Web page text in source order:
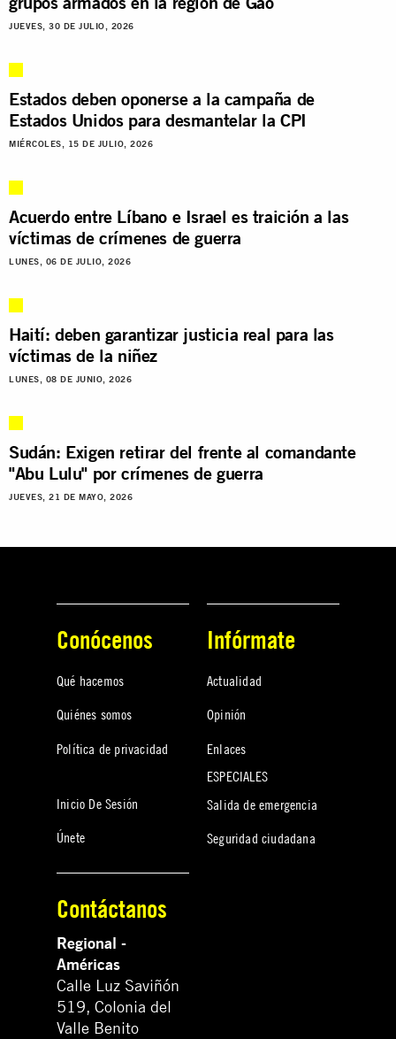
JUEVES, 30 DE JULIO, 2026
Estados deben oponerse a la campaña de
Estados Unidos para desmantelar la CPI
MIÉRCOLES, 15 DE JULIO, 2026
Acuerdo entre Líbano e Israel es traición a las
víctimas de crímenes de guerra
LUNES, 06 DE JULIO, 2026
Haití: deben garantizar justicia real para las
víctimas de la niñez
LUNES, 08 DE JUNIO, 2026
Sudán: Exigen retirar del frente al comandante
"Abu Lulu" por crímenes de guerra
JUEVES, 21 DE MAYO, 2026
Conócenos
Qué hacemos
Quiénes somos
Política de privacidad
Inicio De Sesión
Únete
Infórmate
Actualidad
Opinión
Enlaces
ESPECIALES
Salida de emergencia
Seguridad ciudadana
Contáctanos
Regional -
Américas
Calle Luz Saviñón
519, Colonia del
Valle Benito